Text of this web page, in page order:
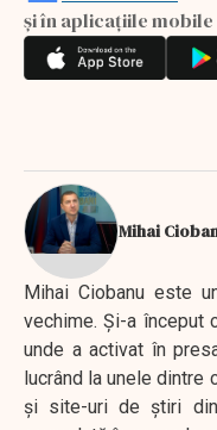
și în aplicațiile mobile
Mihai
Mihai Ciobanu este
vechime. Şi-a început
unde a activat în
lucrând la unele dintre
şi site-uri de ştiri din